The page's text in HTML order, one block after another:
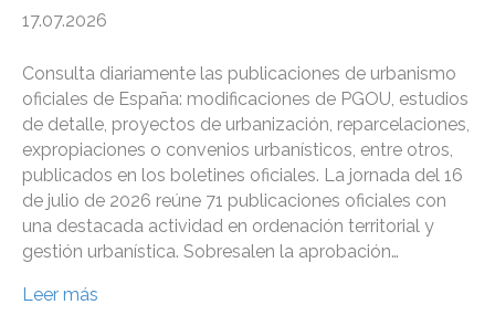
17.07.2026
Consulta diariamente las publicaciones de urbanismo
oficiales de España: modificaciones de PGOU, estudios
de detalle, proyectos de urbanización, reparcelaciones,
expropiaciones o convenios urbanísticos, entre otros,
publicados en los boletines oficiales. La jornada del 16
de julio de 2026 reúne 71 publicaciones oficiales con
una destacada actividad en ordenación territorial y
gestión urbanística. Sobresalen la aprobación…
Leer más